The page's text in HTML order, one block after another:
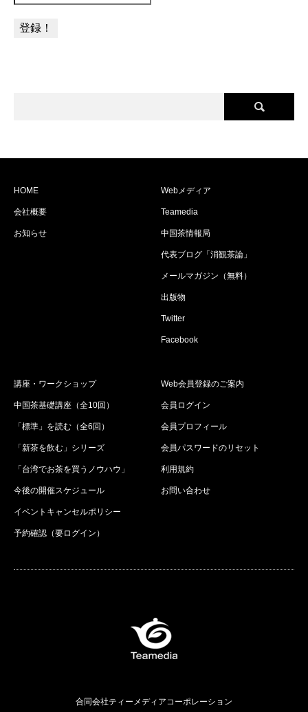
HOME
会社概要
お知らせ
Webメディア
Teamedia
中国茶情報局
代表ブログ「消観茶論」
メールマガジン（無料）
出版物
Twitter
Facebook
講座・ワークショップ
中国茶基礎講座（全10回）
「標準」を読む（全6回）
「新茶を飲む」シリーズ
「台湾でお茶を買うノウハウ」
今後の開催スケジュール
イベントキャンセルポリシー
予約確認（要ログイン）
Web会員登録のご案内
会員ログイン
会員プロフィール
会員パスワードのリセット
利用規約
お問い合わせ
合同会社ティーメディアコーポレーション